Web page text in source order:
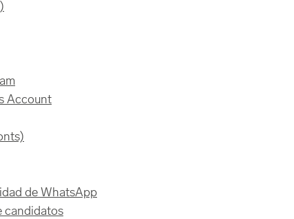
Account
de WhatsApp
candidatos